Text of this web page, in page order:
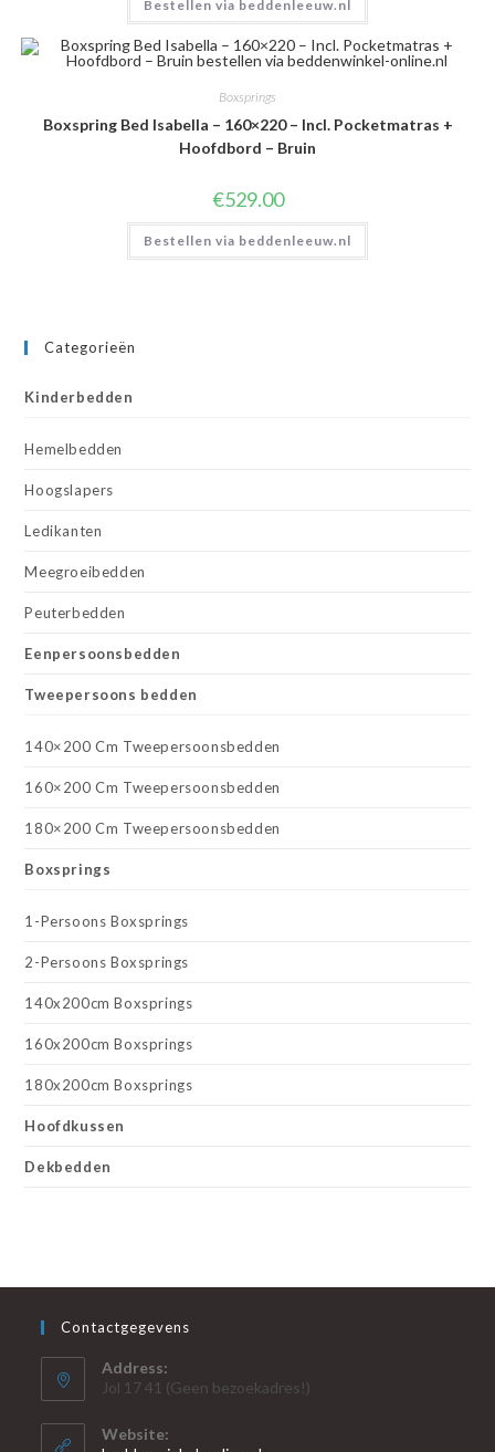
Bestellen via beddenleeuw.nl
Boxsprings
Boxspring Bed Isabella – 160×220 – Incl. Pocketmatras +
Hoofdbord – Bruin
€529.00
Bestellen via beddenleeuw.nl
Categorieën
Kinderbedden
Hemelbedden
Hoogslapers
Ledikanten
Meegroeibedden
Peuterbedden
Eenpersoonsbedden
Tweepersoons bedden
140×200 Cm Tweepersoonsbedden
160×200 Cm Tweepersoonsbedden
180×200 Cm Tweepersoonsbedden
Boxsprings
1-Persoons Boxsprings
2-Persoons Boxsprings
140x200cm Boxsprings
160x200cm Boxsprings
180x200cm Boxsprings
Hoofdkussen
Dekbedden
Contactgegevens
Address:
Jol 17 41 (Geen bezoekadres!)
Website: